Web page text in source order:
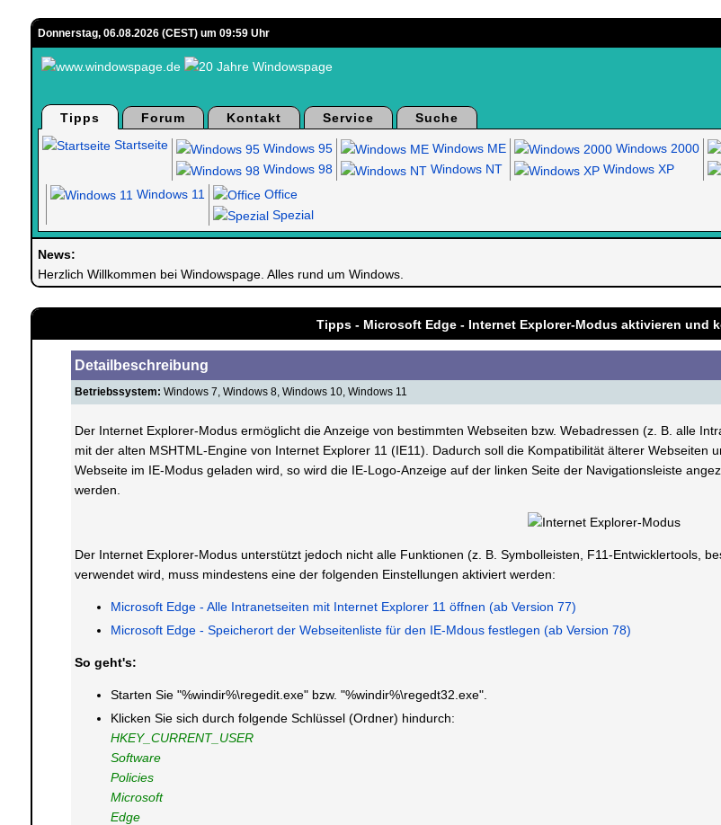
Donnerstag, 06.08.2026 (CEST) um 09:59 Uhr
Tipps Forum Kontakt Service
Suche
Startseite
Windows 95
Windows 98
Windows ME
Windows NT
Windows 2000
Windows XP
Windows 11
Office
Spezial
News:
Herzlich Willkommen bei Windowspage. Alles rund um Windows.
Tipps - Microsoft Edge - Internet Explorer-Modus aktivieren und
Detailbeschreibung
Betriebssystem: Windows 7, Windows 8, Windows 10, Windows 11
Der Internet Explorer-Modus ermöglicht die Anzeige von bestimmten Webseiten bzw. Webadressen (z. B. alle
mit der alten MSHTML-Engine von Internet Explorer 11 (IE11). Dadurch soll die Kompatibilität älterer Webseiten
Webseite im IE-Modus geladen wird, so wird die IE-Logo-Anzeige auf der linken Seite der Navigationsleiste
werden.
Der Internet Explorer-Modus unterstützt jedoch nicht alle Funktionen (z. B. Symbolleisten, F11-Entwicklertools,
verwendet wird, muss mindestens eine der folgenden Einstellungen aktiviert werden:
Microsoft Edge - Alle Intranetseiten mit Internet Explorer 11 öffnen (ab Version 77)
Microsoft Edge - Speicherort der Webseitenliste für den IE-Mdous festlegen (ab Version 78)
So geht's:
Starten Sie "%windir%\regedit.exe" bzw. "%windir%\regedt32.exe".
Klicken Sie sich durch folgende Schlüssel (Ordner) hindurch:
HKEY_CURRENT_USER
Software
Policies
Microsoft
Edge